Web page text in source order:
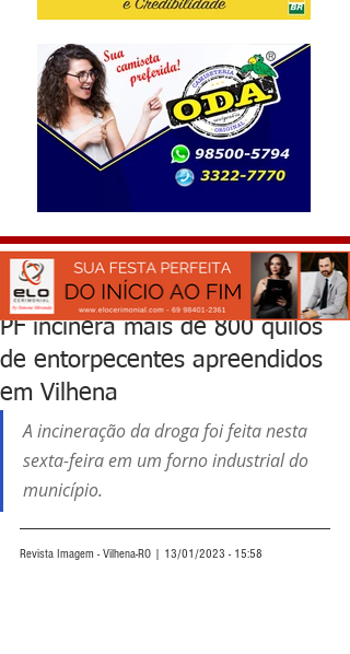
PF incinera mais de 800 quilos
de entorpecentes apreendidos
em Vilhena
A incineração da droga foi feita nesta
sexta-feira em um forno industrial do
município.
Revista Imagem - Vilhena-RO | 13/01/2023 - 15:58